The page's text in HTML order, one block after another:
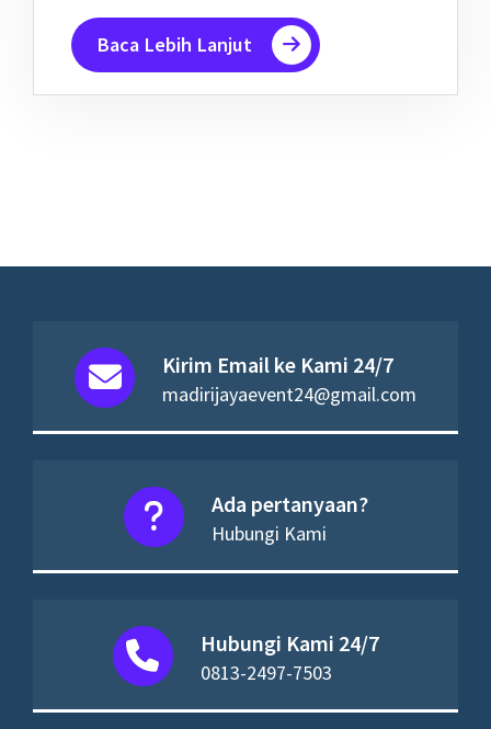
Baca Lebih Lanjut
Kirim Email ke Kami 24/7
madirijayaevent24@gmail.com
Ada pertanyaan?
Hubungi Kami
Hubungi Kami 24/7
0813-2497-7503